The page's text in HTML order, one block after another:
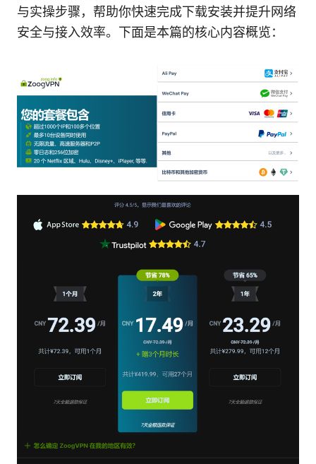
与实操步骤，帮助你快速完成下载安装并提升网络
安全与接入效率。下面是本篇的核心内容概览：